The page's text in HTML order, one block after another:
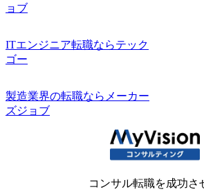
ョブ
ITエンジニア転職ならテック
ゴー
製造業界の転職ならメーカー
ズジョブ
コンサル転職を成功さ